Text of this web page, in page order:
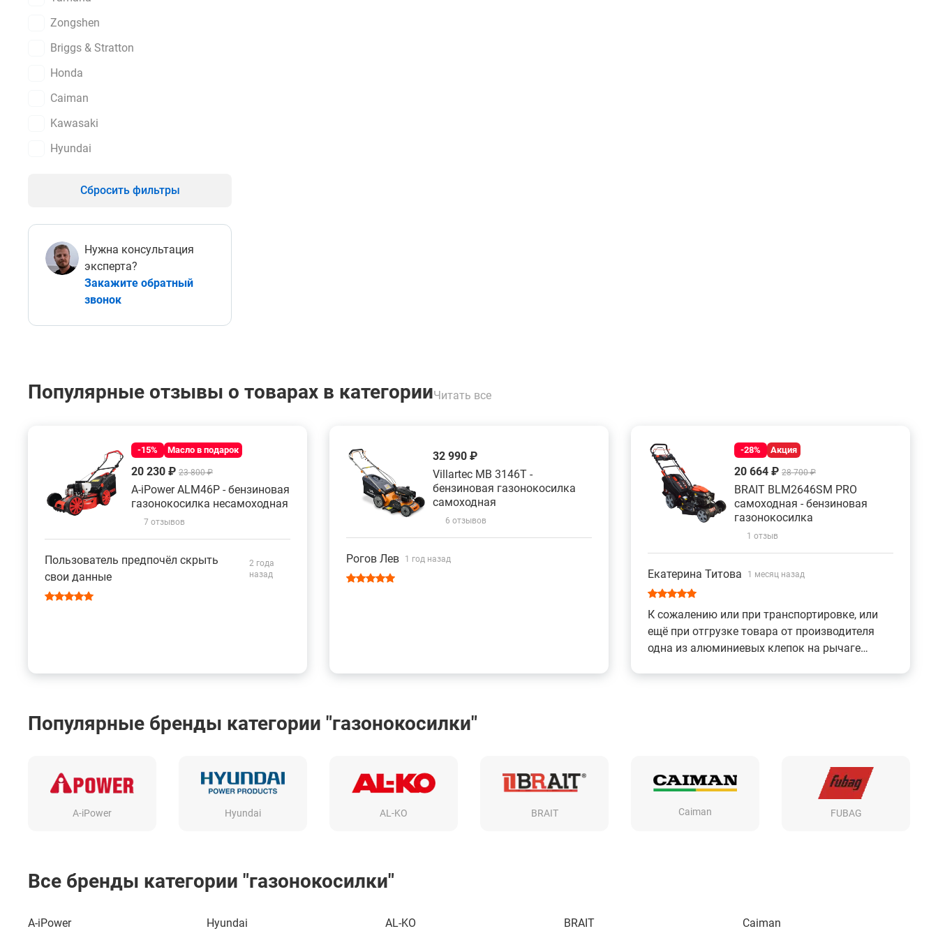
Zongshen
Briggs & Stratton
Honda
Caiman
Kawasaki
Hyundai
Сбросить фильтры
Нужна консультация
эксперта?
Закажите обратный
звонок
Популярные отзывы о товарах в категорииЧитать все
-15% Масло в подарок
20 230 ₽ 23 800 ₽
A-iPower ALM46P - бензиновая
газонокосилка несамоходная
7 отзывов
Пользователь предпочёл скрыть
свои данные
2 года
назад
32 990 ₽
Villartec MB 3146T -
бензиновая газонокосилка
самоходная
6 отзывов
Рогов Лев 1 год назад
-28% Акция
20 664 ₽ 28 700 ₽
BRAIT BLM2646SM PRO
самоходная - бензиновая
газонокосилка
1 отзыв
Екатерина Титова 1 месяц назад
К сожалению или при транспортировке, или
ещё при отгрузке товара от производителя
одна из алюминиевых клепок на рычаге
общее впечатление от косилки хорошее. Со
своей работой справляется, движется легко,
Популярные бренды категории "газонокосилки"
A-iPower Hyundai AL-KO BRAIT Caiman FUBAG
Все бренды категории "газонокосилки"
A-iPower Hyundai AL-KO BRAIT Caiman